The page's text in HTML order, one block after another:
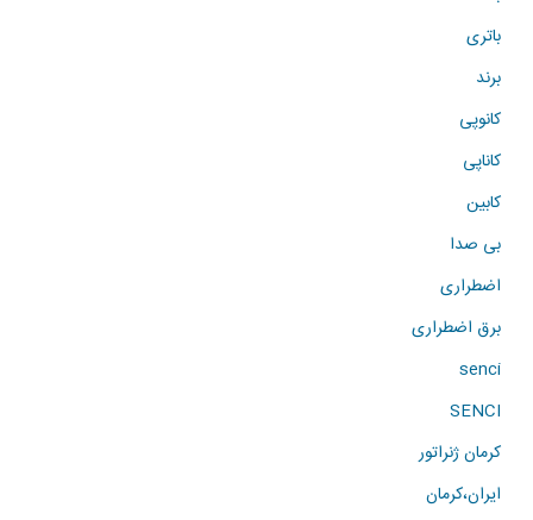
باتری
برند
کانوپی
کاناپی
کابین
بی صدا
اضطراری
برق اضطراری
senci
SENCI
کرمان ژنراتور
ایران،کرمان